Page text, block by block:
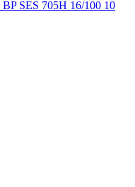
SES 705H 16/100 10